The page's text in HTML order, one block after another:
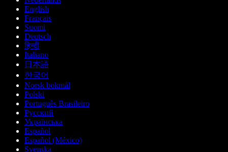
English
Français
Suomi
Deutsch
हिन्दी
Italiano
日本語
한국어
Norsk bokmål
Polski
Português Brasileiro
Русский
Українська
Español
Español (México)
Svenska